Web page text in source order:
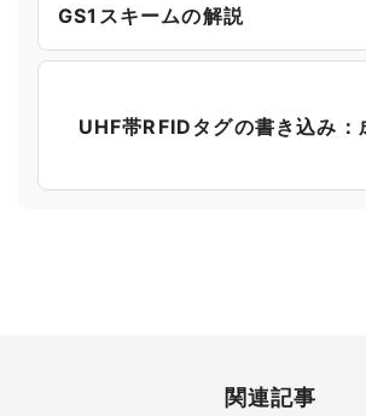
GS1スキームの解説
UHF帯RFIDタグの書き込み：
関連記事